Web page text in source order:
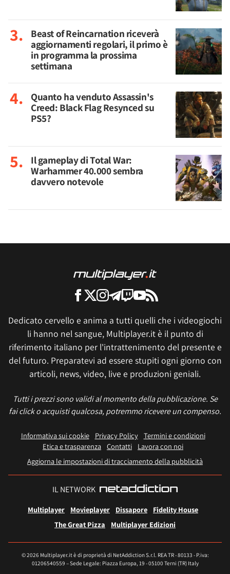
Beast of Reincarnation riceverà
aggiornamenti regolari, il primo è
in programma la prossima
settimana
Quanto ha venduto Assassin's
Creed: Black Flag Resynced su
PS5?
Il gameplay di Total War:
Warhammer 40.000 sembra
davvero notevole
Dedicato cervello e anima a tutti quelli che i videogiochi
li hanno nel sangue, Multiplayer.it è il punto di
riferimento italiano per l'intrattenimento del presente e
del futuro. Preparatevi ad essere stupiti ogni giorno con
articoli, news, video, live e produzioni geniali.
Tutti i prezzi sono validi al momento della pubblicazione. Se
fai click o acquisti qualcosa, potremmo ricevere un compenso.
Informativa sui cookie Privacy Policy
Termini e condizioni
Etica e trasparenza Contatti
Lavora con noi
Aggiorna le impostazioni di tracciamento della pubblicità
IL NETWORK
Multiplayer Movieplayer Dissapore
Fidelity House
The Great Pizza
Multiplayer Edizioni
© 2026 Multiplayer.it è di proprietà di NetAddiction S.r.l. REA TR - 80133 - P.iva:
01206540559 – Sede Legale: Piazza Europa, 19 - 05100 Terni (TR) Italy